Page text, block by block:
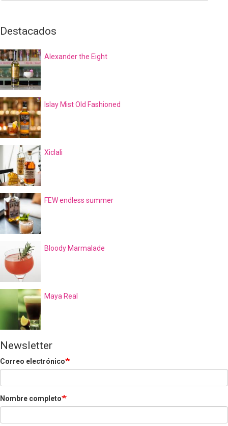
Destacados
Alexander the Eight
Islay Mist Old Fashioned
Xiclali
FEW endless summer
Bloody Marmalade
Maya Real
Newsletter
Correo electrónico
Nombre completo